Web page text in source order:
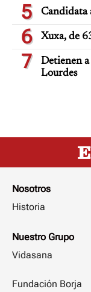
5 Candidata
6 Xuxa, de
7
Detienen a
Lourdes
Nosotros
Historia
Nuestro Grupo
Vidasana
Fundación Borja